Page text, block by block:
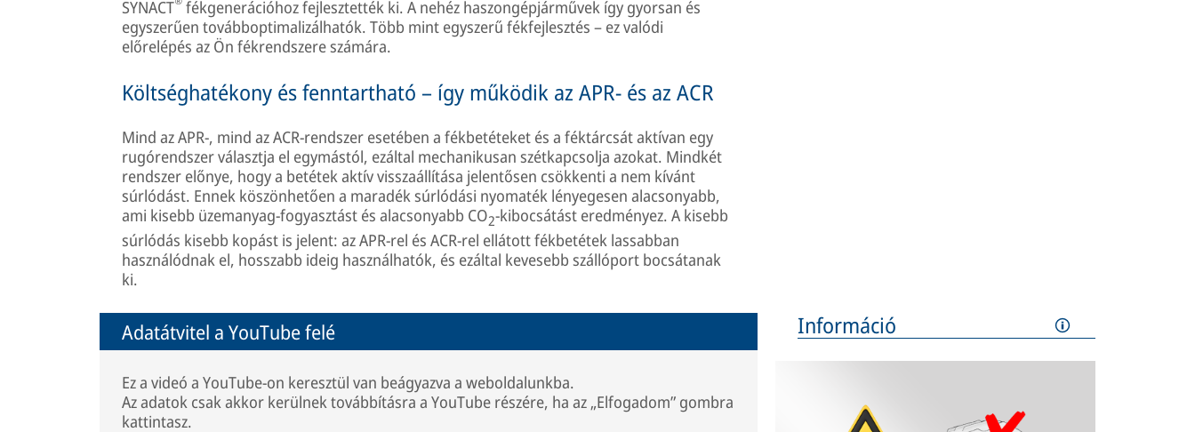
SYNACT fékgenerációhoz fejlesztették ki. A nehéz haszongépjárművek így gyorsan és
egyszerűen továbboptimalizálhatók. Több mint egyszerű fékfejlesztés – ez valódi
előrelépés az Ön fékrendszere számára.
Költséghatékony és fenntartható – így működik az APR- és az ACR
Mind az APR-, mind az ACR-rendszer esetében a fékbetéteket és a féktárcsát aktívan egy
rugórendszer választja el egymástól, ezáltal mechanikusan szétkapcsolja azokat. Mindkét
rendszer előnye, hogy a betétek aktív visszaállítása jelentősen csökkenti a nem kívánt
súrlódást. Ennek köszönhetően a maradék súrlódási nyomaték lényegesen alacsonyabb,
ami kisebb üzemanyag-fogyasztást és alacsonyabb CO2-kibocsátást eredményez. A kisebb
súrlódás kisebb kopást is jelent: az APR-rel és ACR-rel ellátott fékbetétek lassabban
használódnak el, hosszabb ideig használhatók, és ezáltal kevesebb szállóport bocsátanak
ki.
Adatátvitel a YouTube felé
Ez a videó a YouTube-on keresztül van beágyazva a weboldalunkba.
Az adatok csak akkor kerülnek továbbításra a YouTube részére, ha az „Elfogadom” gombra
kattintasz.
Információ